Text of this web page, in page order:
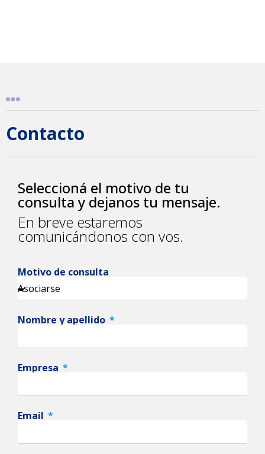
Contacto
Seleccioná el motivo de tu
consulta y dejanos tu mensaje.
En breve estaremos
comunicándonos con vos.
Motivo de consulta
Nombre y apellido
Empresa
Email